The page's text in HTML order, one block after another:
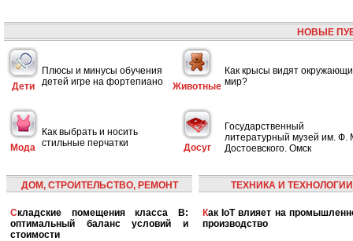
НОВЫЕ
Дети
Плюсы и минусы обучения
детей игре на фортепиано
Животные
Как крысы видят
мир?
Мода
Как выбрать и носить
стильные перчатки
Досуг
Государственный
литературный музей им. Ф.
Достоевского. Омск
ДОМ, СТРОИТЕЛЬСТВО, РЕМОНТ
Складские помещения класса B:
оптимальный баланс условий и
стоимости
ТЕХНИКА И ТЕХНОЛОГИИ
Как IoT влияет на промышленность и
производство